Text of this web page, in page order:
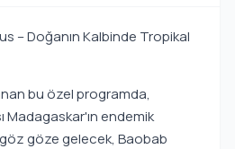
– Doğanın Kalbinde Tropikal
bu özel programda,
Madagaskar'ın endemik
göze gelecek, Baobab